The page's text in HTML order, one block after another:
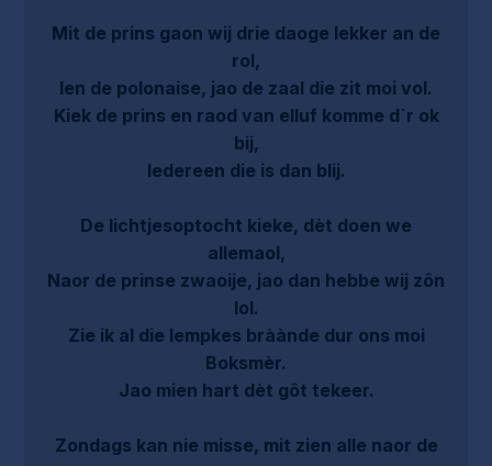
Mit de prins gaon wij drie daoge lekker an de
rol,
Ien de polonaise, jao de zaal die zit moi vol.
Kiek de prins en raod van elluf komme d`r ok
bij,
Iedereen die is dan blij.
De lichtjesoptocht kieke, dèt doen we
allemaol,
Naor de prinse zwaoije, jao dan hebbe wij zôn
lol.
Zie ik al die lempkes bràànde dur ons moi
Boksmèr.
Jao mien hart dèt gôt tekeer.
Zondags kan nie misse, mit zien alle naor de